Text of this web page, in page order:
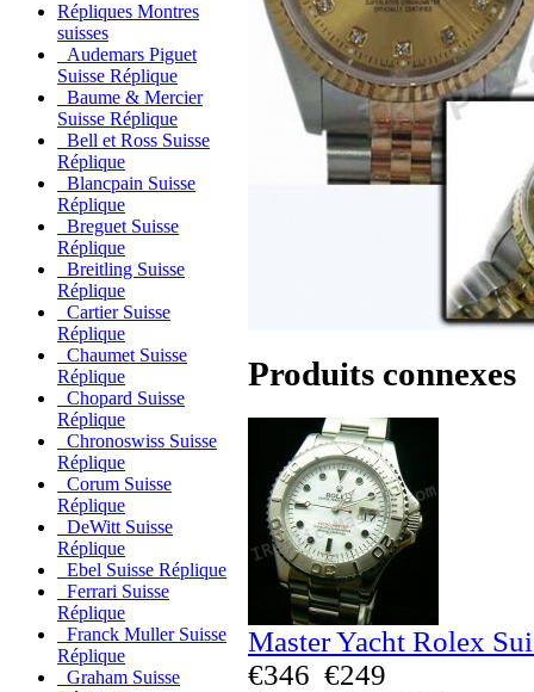
Répliques Montres
suisses
Audemars Piguet
Suisse Réplique
Baume & Mercier
Suisse Réplique
Bell et Ross Suisse
Réplique
Blancpain Suisse
Réplique
Breguet Suisse
Réplique
Breitling Suisse
Réplique
Cartier Suisse
Réplique
Chaumet Suisse
Réplique
Chopard Suisse
Réplique
Chronoswiss Suisse
Réplique
Corum Suisse
Réplique
DeWitt Suisse
Réplique
Ebel Suisse Réplique
Ferrari Suisse
Réplique
Franck Muller Suisse
Réplique
Graham Suisse
Produits connexes
Master Yacht Rolex
€346 €249